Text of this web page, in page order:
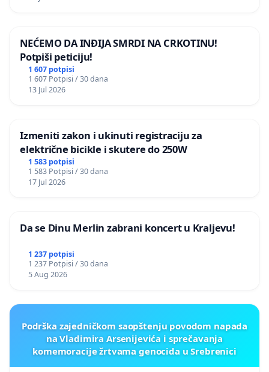
NEĆEMO DA INĐIJA SMRDI NA CRKOTINU!
Potpiši peticiju!
1 607 potpisi
1 607 Potpisi / 30 dana
13 Jul 2026
Izmeniti zakon i ukinuti registraciju za
električne bicikle i skutere do 250W
1 583 potpisi
1 583 Potpisi / 30 dana
17 Jul 2026
Da se Dinu Merlin zabrani koncert u Kraljevu!
1 237 potpisi
1 237 Potpisi / 30 dana
5 Aug 2026
Podrška zajedničkom saopštenju povodom napada
na Vladimira Arsenijevića i sprečavanja
komemoracije žrtvama genocida u Srebrenici